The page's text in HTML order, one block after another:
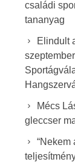
családi
tananyag
Elindult
Mécs
gleccser
“Nekem